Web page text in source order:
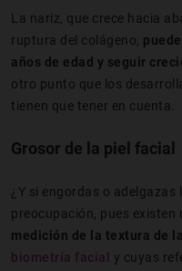
La nariz, que crece hacia
ruptura del colágeno,
años de edad y seguir
otro punto que los
tienen que tener en cuenta.
Grosor de la piel facial
¿Y si engordas o
preocupación, pues existen
medición de la textura de
biometría facial
y cuyas